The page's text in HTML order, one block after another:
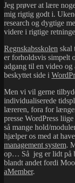
Jeg prøver at lære
mig rigtig godt i.
research og dygtige
videre i rigtige
Regnskabsskolen skal
er forholdsvis simpelt
adgang til en video og
beskyttet side i
Men vi vil gerne
individualiserede
læreren, fora for
presse WordPress
så mange hold/
hjælper os med at
management system.
op… Så jeg er lidt på
blandt andet fordi
aMember.